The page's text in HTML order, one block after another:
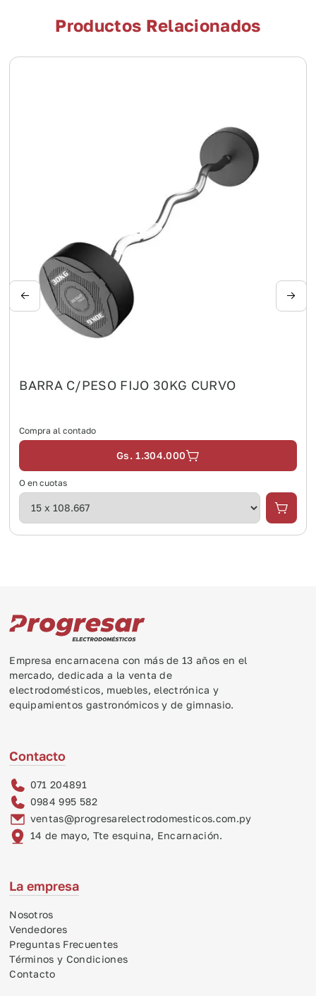
Productos Relacionados
BARRA C/PESO FIJO 30KG CURVO
Compra al contado
Gs. 1.304.000
O en cuotas
Empresa encarnacena con más de 13 años en el
mercado, dedicada a la venta de
electrodomésticos, muebles, electrónica y
equipamientos gastronómicos y de gimnasio.
Contacto
071 204891
0984 995 582
ventas@progresarelectrodomesticos.com.py
14 de mayo, Tte esquina, Encarnación.
La empresa
Nosotros
Vendedores
Preguntas Frecuentes
Términos y Condiciones
Contacto